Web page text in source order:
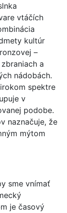
vtáčích
kultúr
–
a
nádobách.
spektre
v
podobe.
naznačuje, že
mýtom
sme vnímať
je časový